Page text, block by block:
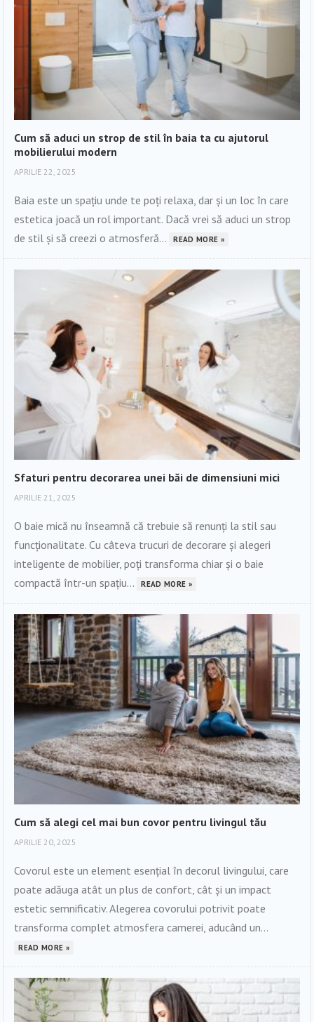
Cum să aduci un strop de stil în baia ta cu ajutorul
mobilierului modern
APRILIE 22, 2025
Baia este un spațiu unde te poți relaxa, dar și un loc în care
estetica joacă un rol important. Dacă vrei să aduci un strop
de stil și să creezi o atmosferă...
READ MORE »
Sfaturi pentru decorarea unei băi de dimensiuni mici
APRILIE 21, 2025
O baie mică nu înseamnă că trebuie să renunți la stil sau
funcționalitate. Cu câteva trucuri de decorare și alegeri
inteligente de mobilier, poți transforma chiar și o baie
compactă într-un spațiu...
READ MORE »
Cum să alegi cel mai bun covor pentru livingul tău
APRILIE 20, 2025
Covorul este un element esențial în decorul livingului, care
poate adăuga atât un plus de confort, cât și un impact
estetic semnificativ. Alegerea covorului potrivit poate
transforma complet atmosfera camerei, aducând un...
READ MORE »